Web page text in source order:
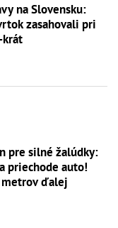
na Slovensku:
zasahovali pri
krát
pre silné žalúdky:
priechode auto!
ďalej